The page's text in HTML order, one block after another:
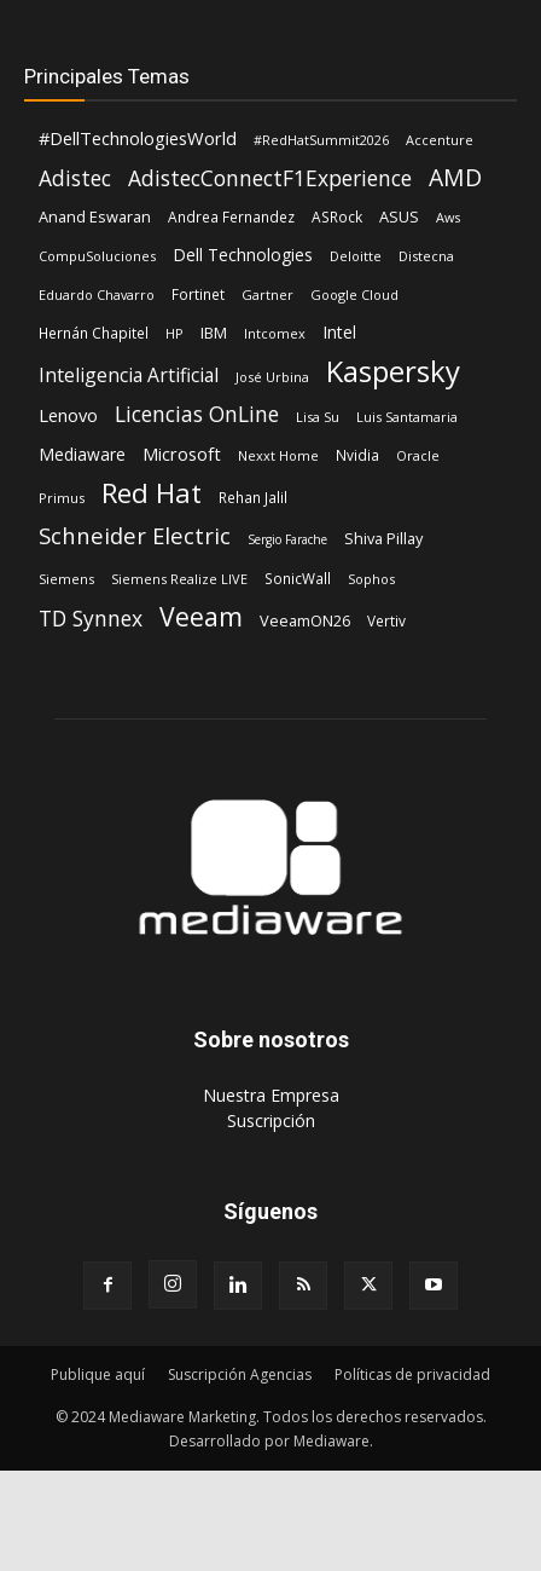
Principales Temas
#DellTechnologiesWorld #RedHatSummit2026 Accenture
Adistec AdistecConnectF1Experience AMD
Anand Eswaran Andrea Fernandez ASRock ASUS Aws
CompuSoluciones Dell Technologies Deloitte Distecna
Eduardo Chavarro Fortinet Gartner Google Cloud
Hernán Chapitel HP IBM Intcomex Intel
Inteligencia Artificial José Urbina Kaspersky
Lenovo Licencias OnLine Lisa Su Luis Santamaria
Mediaware Microsoft Nexxt Home Nvidia Oracle
Primus Red Hat Rehan Jalil
Schneider Electric Sergio Farache Shiva Pillay
Siemens Siemens Realize LIVE SonicWall Sophos
TD Synnex Veeam VeeamON26 Vertiv
Sobre nosotros
‎Nuestra Empresa
‎Suscripción
Síguenos
Publique aquí Suscripción Agencias Políticas de privacidad
© 2024 Mediaware Marketing. Todos los derechos reservados.
Desarrollado por Mediaware.